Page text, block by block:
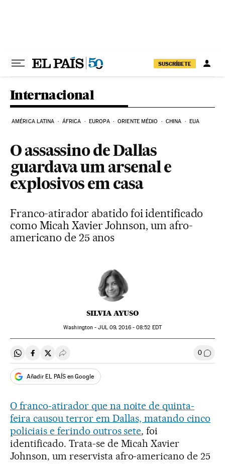
SUSCRÍBETE
Internacional
AMÉRICA LATINA ÁFRICA EUROPA ORIENTE MÉDIO CHINA EUA
O assassino de Dallas
guardava um arsenal e
explosivos em casa
Franco-atirador abatido foi identificado
como Micah Xavier Johnson, um afro-
americano de 25 anos
SILVIA AYUSO
Washington -JUL09, 2016 - 08:52 EDT
Compartir en Whatsapp
Compartir en Facebook
Compartir en Twitter
Desplegar Redes Sociales 0
Añadir EL PAÍS en Google
O franco-atirador que na noite de quinta-
feira causou terror em Dallas, matando cinco
policiais e ferindo outros sete, foi
identificado. Trata-se de Micah Xavier
Johnson, um reservista afro-americano de 25